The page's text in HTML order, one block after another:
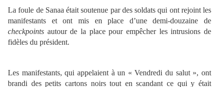
La foule de Sanaa était soutenue par des soldats qui ont rejoint les
manifestants et ont mis en place d’une demi-douzaine de
checkpoints autour de la place pour empêcher les intrusions de
fidèles du président.
Les manifestants, qui appelaient à un « Vendredi du salut », ont
brandi des petits cartons noirs tout en scandant ce qui y était